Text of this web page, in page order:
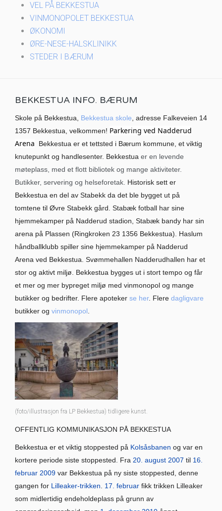
VEL PÅ BEKKESTUA
VINMONOPOLET BEKKESTUA
ØKONOMI
ØRE-NESE-HALSKLINIKK
STEDER I BÆRUM
BEKKESTUA INFO. BÆRUM
Skole på Bekkestua, Bekkestua skole , adresse Falkeveien 14
1357 Bekkestua, velkommen! Parkering ved Nadderud
Arena
Bekkestua er et tettsted i Bærum kommune, et viktig
knutepunkt og handlesenter. Bekkestua er en levende
møteplass, med et flott bibliotek og mange aktiviteter.
Butikker, servering og helseforetak. Historisk sett er
Bekkestua en del av Stabekk da det ble bygget ut på
tomtene til Øvre Stabekk gård. Stabæk fotball har sine
hjemmekamper på Nadderud stadion, Stabæk bandy har sin
arena på Plassen (Ringkroken 23 1356 Bekkestua). Haslum
håndballklubb spiller sine hjemmekamper på Nadderud
Arena ved Bekkestua. Svømmehallen Nadderudhallen har et
stor og aktivt miljø. Bekkestua bygges ut i stort tempo og får
et mer og mer bypreget miljø med vinmonopol og mange
butikker og bedrifter. Flere apoteker se her. Flere dagligvare
butikker og vinmonopol
(foto/illustrasjon fra LP Bekkestua) tidligere kunst.
OFFENTLIG KOMMUNIKASJON PÅ BEKKESTUA
Bekkestua er et viktig stoppested på Kolsåsbanen og var en
kortere periode siste stoppested. Fra 20. august 2007 til 16.
februar 2009 var Bekkestua på ny siste stoppested, denne
gangen for Lilleaker-trikken 17. februar fikk trikken Lilleaker
som midlertidig endeholdeplass på grunn av